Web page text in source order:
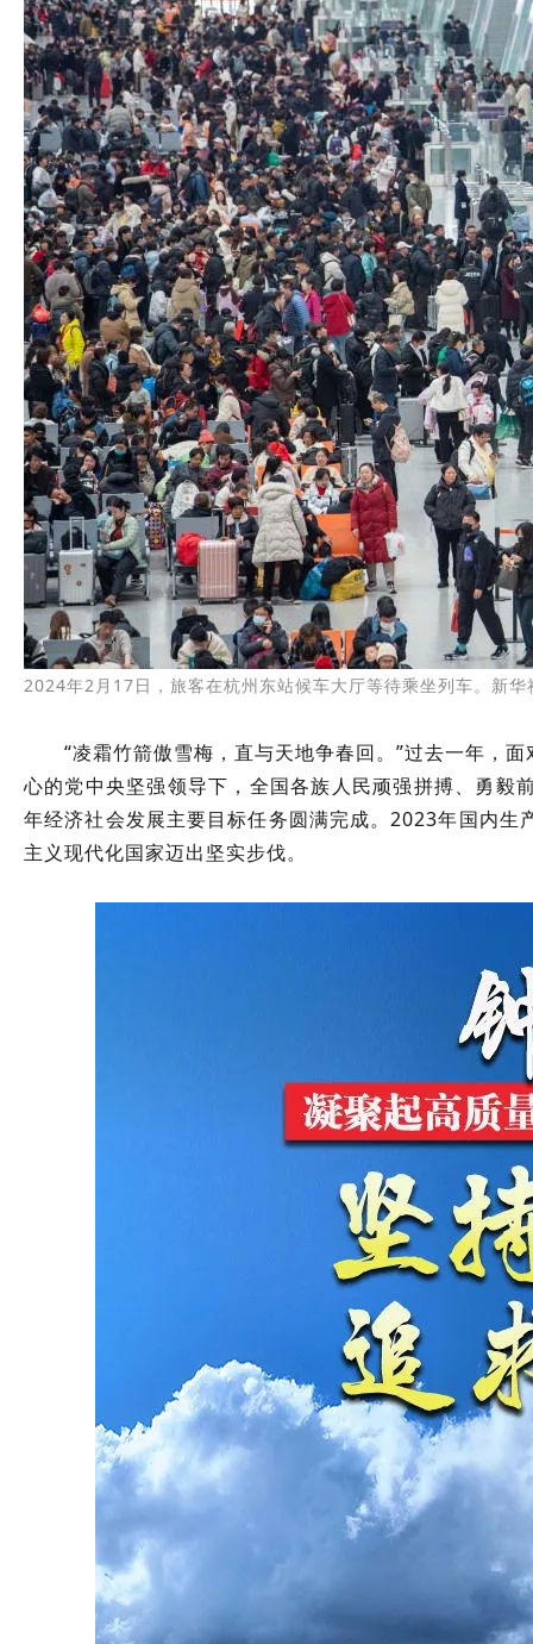
2024年2月17日，旅客在杭州东站候车大厅等待乘坐列车。新
“凌霜竹箭傲雪梅，直与天地争春回。”过去一年，
心的党中央坚强领导下，全国各族人民顽强拼搏、勇毅
年经济社会发展主要目标任务圆满完成。2023年国内
主义现代化国家迈出坚实步伐。